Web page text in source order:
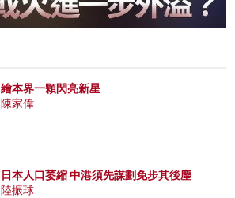
繪本界一顆閃亮新星
陳家偉
日本人口萎縮 中港須先謀劃免步其後塵
陸振球